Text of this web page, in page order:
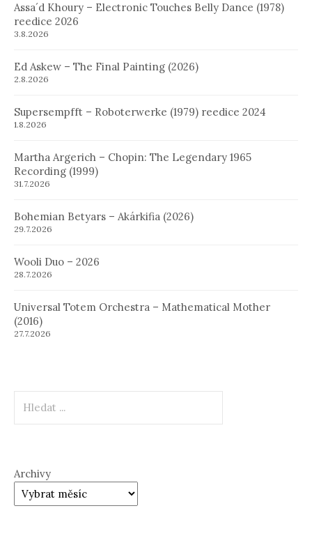
Assa´d Khoury – Electronic Touches Belly Dance (1978)
reedice 2026
3.8.2026
Ed Askew – The Final Painting (2026)
2.8.2026
Supersempfft – Roboterwerke (1979) reedice 2024
1.8.2026
Martha Argerich – Chopin: The Legendary 1965
Recording (1999)
31.7.2026
Bohemian Betyars – Akárkifia (2026)
29.7.2026
Wooli Duo – 2026
28.7.2026
Universal Totem Orchestra – Mathematical Mother
(2016)
27.7.2026
Archivy